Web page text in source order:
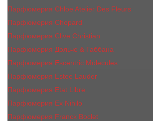
Парфюмерия Chloe Atelier Des Fleurs
Парфюмерия Сhopard
Парфюмерия Clive Christian
Парфюмерия Дольче & Габбана
Парфюмерия Escentric Molecules
Парфюмерия Estee Lаudеr
Парфюмерия Etat Libre
Парфюмерия Ex Nihilo
Парфюмерия Franck Boclet